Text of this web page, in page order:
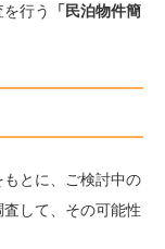
行う
「民泊物件簡
とに、ご検討中の
して、その可能性